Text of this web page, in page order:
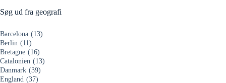
Søg ud fra geografi
Barcelona (13)
Berlin (11)
Bretagne (16)
Catalonien (13)
Danmark (39)
England (37)